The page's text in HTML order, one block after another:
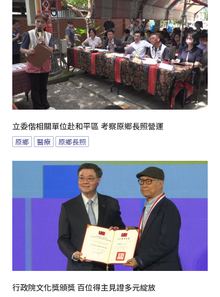
立委偕相關單位赴和平區 考察原鄉長照營運
原鄉 醫療 原鄉長照
行政院文化獎頒獎 百位得主見證多元綻放